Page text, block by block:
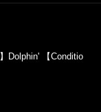
Dolphin' 【Conditio